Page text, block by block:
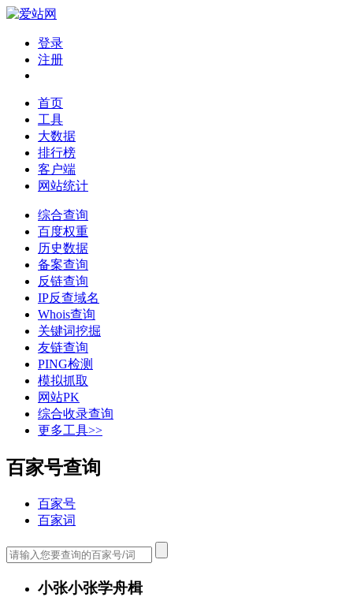
登录
注册
首页
工具
大数据
排行榜
客户端
网站统计
综合查询
百度权重
历史数据
备案查询
反链查询
IP反查域名
Whois查询
关键词挖掘
友链查询
PING检测
模拟抓取
网站PK
综合收录查询
更多工具>>
百家号查询
百家号
百家词
小张小张学舟楫